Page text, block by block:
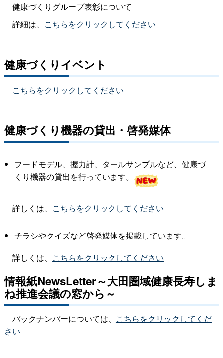
健康づくりグループ表彰について
詳細は、 こちらをクリックしてください
健康づくりイベント
こちらをクリックしてください
健康づくり機器の貸出・啓発媒体
フードモデル、握力計、タールサンプルなど、健康づ
くり機器の貸出を行っています。
詳しくは、 こちらをクリックしてください
チラシやクイズなど啓発媒体を掲載しています。
詳しくは、 こちらをクリックしてください
情報紙NewsLetter～大田圏域健康長寿しま
ね推進会議の窓から～
バックナンバーについては、 こちらをクリックしてくだ
さい